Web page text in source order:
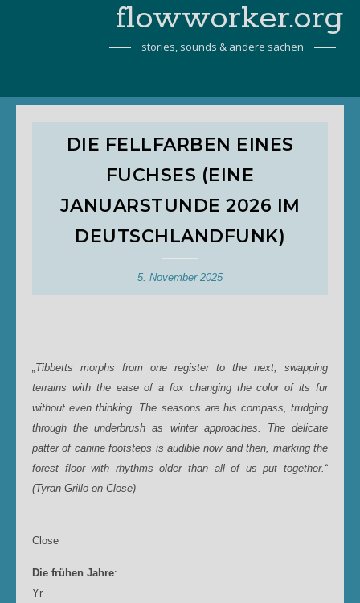
flowworker.org
stories, sounds & andere sachen
DIE FELLFARBEN EINES
FUCHSES (EINE
JANUARSTUNDE 2026 IM
DEUTSCHLANDFUNK)
5. November 2025
„Tibbetts morphs from one register to the next, swapping
terrains with the ease of a fox changing the color of its fur
without even thinking. The seasons are his compass, trudging
through the underbrush as winter approaches. The delicate
patter of canine footsteps is audible now and then, marking the
forest floor with rhythms older than all of us put together.“
(Tyran Grillo on Close)
Close
Die frühen Jahre:
Yr